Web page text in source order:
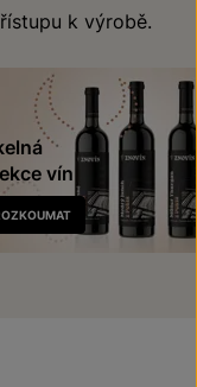
k výrobě.
vín